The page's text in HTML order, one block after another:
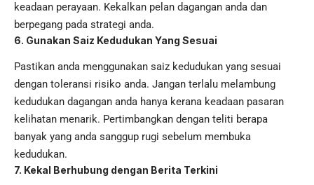
keadaan perayaan. Kekalkan pelan dagangan anda dan
berpegang pada strategi anda.
6. Gunakan Saiz Kedudukan Yang Sesuai
Pastikan anda menggunakan saiz kedudukan yang sesuai
dengan toleransi risiko anda. Jangan terlalu melambung
kedudukan dagangan anda hanya kerana keadaan pasaran
kelihatan menarik. Pertimbangkan dengan teliti berapa
banyak yang anda sanggup rugi sebelum membuka
kedudukan.
7. Kekal Berhubung dengan Berita Terkini